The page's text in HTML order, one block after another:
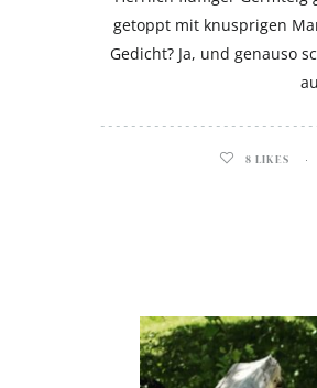
getoppt mit knusprigen
Gedicht? Ja, und genauso
8 LIKES